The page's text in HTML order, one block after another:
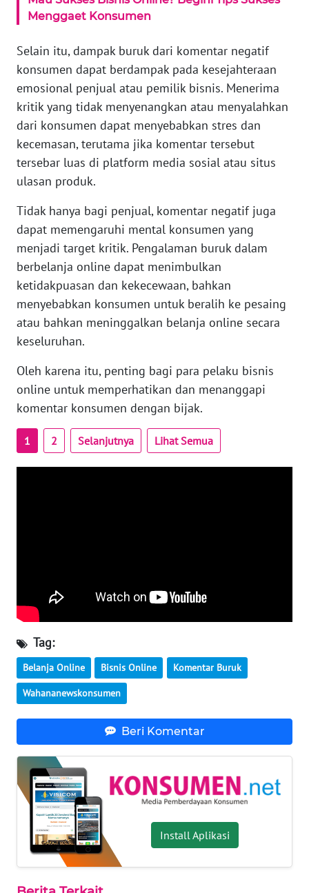
Menggaet Konsumen
Selain itu, dampak buruk dari komentar negatif
konsumen dapat berdampak pada kesejahteraan
emosional penjual atau pemilik bisnis. Menerima
kritik yang tidak menyenangkan atau menyalahkan
dari konsumen dapat menyebabkan stres dan
kecemasan, terutama jika komentar tersebut
tersebar luas di platform media sosial atau situs
ulasan produk.
Tidak hanya bagi penjual, komentar negatif juga
dapat memengaruhi mental konsumen yang
menjadi target kritik. Pengalaman buruk dalam
berbelanja online dapat menimbulkan
ketidakpuasan dan kekecewaan, bahkan
menyebabkan konsumen untuk beralih ke pesaing
atau bahkan meninggalkan belanja online secara
keseluruhan.
Oleh karena itu, penting bagi para pelaku bisnis
online untuk memperhatikan dan menanggapi
komentar konsumen dengan bijak.
1 2 Selanjutnya Lihat Semua
Tag:
Belanja Online Bisnis Online Komentar Buruk
Wahananewskonsumen
Beri Komentar
Install Aplikasi
BANTEN
WN
NTT
WN
KEPRI
WN
PAPUA
PAPUA
BARAT
WN
WN
SERAMBI
WN
JAMBI
WN
SULTRA
WN
WN
WN
SUMBAR
WN
WN
BENGKULU
WN
LAMPUNG
JATENG